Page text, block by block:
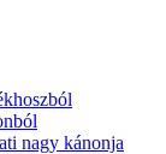
nagy kánonja